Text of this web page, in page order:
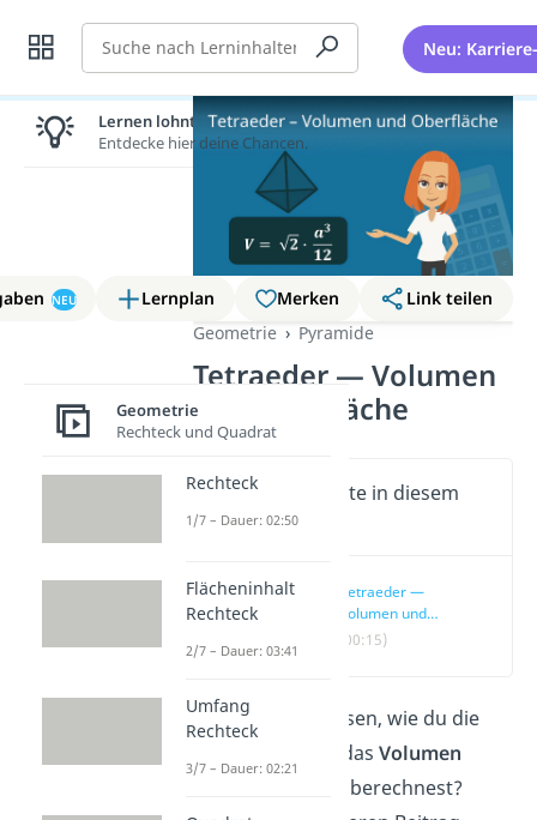
Suche Neu:
NEU Lernplan Merken
Link teilen
Geometrie
Pyramide
Tetraeder — Volumen
und Oberfläche
Wichtige Inhalte in diesem
Video
Tetraeder —
Volumen und
Oberfläche einfach
(00:15)
Du möchtest wissen, wie du die
und das Volumen
berechnest?
Lernen lohnt sich!
Entdecke hier deine Chancen.
Geometrie
Rechteck und Quadrat
Rechteck
1/7 – Dauer: 02:50
Flächeninhalt
Rechteck
2/7 – Dauer: 03:41
Umfang
Rechteck
3/7 – Dauer: 02:21